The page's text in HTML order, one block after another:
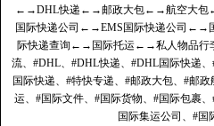
←→DHL快递 ←→邮政大包←→航空大包
国际快递公司 ←→EMS国际快递公司 ←→
际快递查询 ←→ 国际托运←→私人物品行
流、#DHL、#DHL快递、#DHL国际快递、
国际快递、#特快专递、#邮政大包、#邮
运、#国际文件、#国际货物、#国际包裹
国际集运公司、#国